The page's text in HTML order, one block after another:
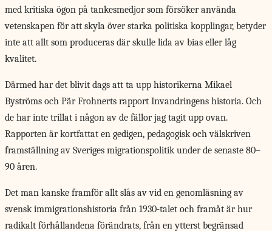
med kritiska ögon på tankesmedjor som försöker använda
vetenskapen för att skyla över starka politiska kopplingar, betyder
inte att allt som produceras där skulle lida av bias eller låg
kvalitet.
Därmed har det blivit dags att ta upp historikerna Mikael
Byströms och Pär Frohnerts rapport Invandringens historia. Och
de har inte trillat i någon av de fällor jag tagit upp ovan.
Rapporten är kortfattat en gedigen, pedagogisk och välskriven
framställning av Sveriges migrationspolitik under de senaste 80–
90 åren.
Det man kanske framför allt slås av vid en genomläsning av
svensk immigrationshistoria från 1930-talet och framåt är hur
radikalt förhållandena förändrats, från en ytterst begränsad